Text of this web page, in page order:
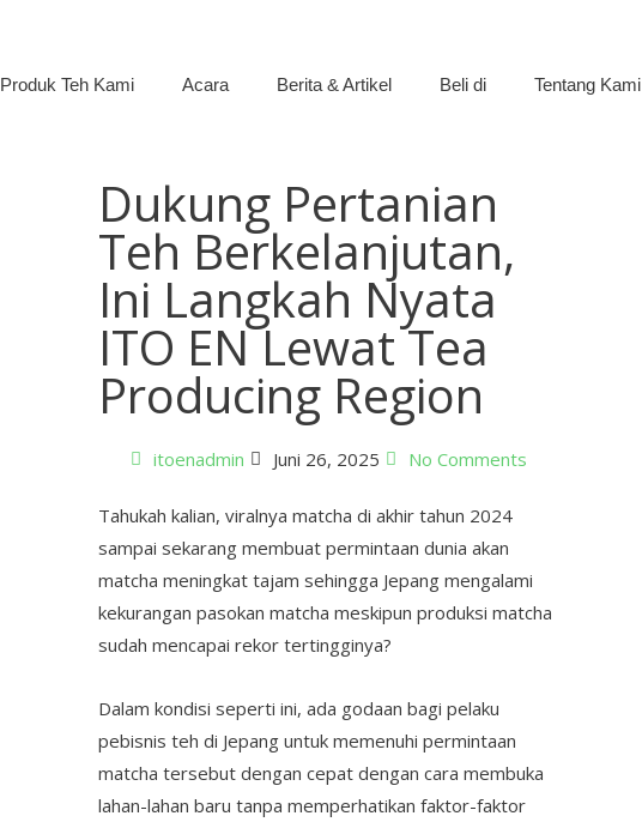
Produk Teh Kami Acara Berita & Artikel Beli di Tentang Kami
Dukung Pertanian
Teh Berkelanjutan,
Ini Langkah Nyata
ITO EN Lewat Tea
Producing Region
itoenadmin Juni 26, 2025 No Comments
Tahukah kalian, viralnya matcha di akhir tahun 2024
sampai sekarang membuat permintaan dunia akan
matcha meningkat tajam sehingga Jepang mengalami
kekurangan pasokan matcha meskipun produksi matcha
sudah mencapai rekor tertingginya?
Dalam kondisi seperti ini, ada godaan bagi pelaku
pebisnis teh di Jepang untuk memenuhi permintaan
matcha tersebut dengan cepat dengan cara membuka
lahan-lahan baru tanpa memperhatikan faktor-faktor